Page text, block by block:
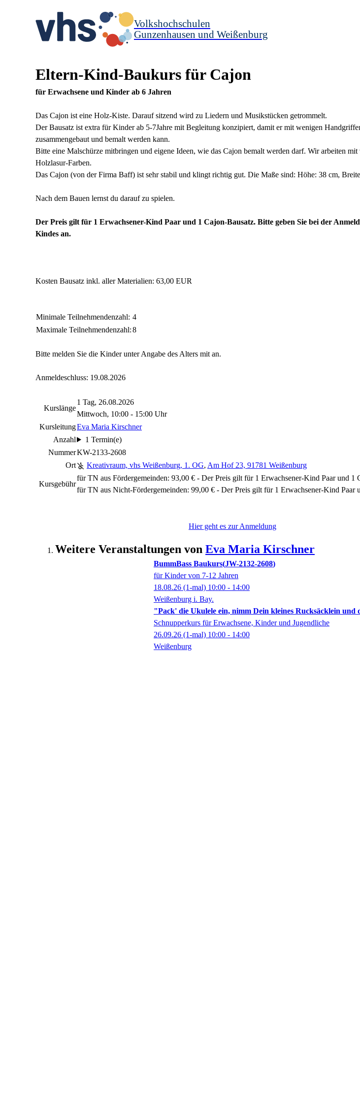
Volkshochschulen
Gunzenhausen und Weißenburg
Eltern-Kind-Baukurs für Cajon
für Erwachsene und Kinder ab 6 Jahren
Das Cajon ist eine Holz-Kiste. Darauf sitzend wird zu Liedern und Musikstücken getrommelt.
Der Bausatz ist extra für Kinder ab 5-7Jahre mit Begleitung konzipiert, damit er mit wenigen
zusammengebaut und bemalt werden kann.
Bitte eine Malschürze mitbringen und eigene Ideen, wie das Cajon bemalt werden darf. Wir arbeiten mit
Holzlasur-Farben.
Das Cajon (von der Firma Baff) ist sehr stabil und klingt richtig gut. Die Maße sind: Höhe: 38 cm,
Nach dem Bauen lernst du darauf zu spielen.
Der Preis gilt für 1 Erwachsener-Kind Paar und 1 Cajon-Bausatz. Bitte geben Sie bei der
Kindes an.
Kosten Bausatz inkl. aller Materialien: 63,00 EUR
Minimale Teilnehmendenzahl: 4
Maximale Teilnehmendenzahl:8
Bitte melden Sie die Kinder unter Angabe des Alters mit an.
Anmeldeschluss: 19.08.2026
Kurslänge
1 Tag, 26.08.2026
Mittwoch, 10:00 - 15:00 Uhr
KursleitungEva Maria Kirschner
Anzahl
1 Termin(e)
NummerKW-2133-2608
Ort
Kreativraum, vhs Weißenburg, 1. OG, Am Hof 23, 91781 Weißenburg
Kursgebühr
für TN aus Fördergemeinden: 93,00 € - Der Preis gilt für 1 Erwachsener-Kind Paar und 1
für TN aus Nicht-Fördergemeinden: 99,00 € - Der Preis gilt für 1 Erwachsener-Kind Paar
Hier geht es zur Anmeldung
Weitere Veranstaltungen von Eva Maria Kirschner
BummBass Baukurs JW-2132-2608
für Kinder von 7-12 Jahren
18.08.26 (1-mal) 10:00 - 14:00
Weißenburg i. Bay.
"Pack' die Ukulele ein, nimm Dein kleines Rucksäcklein und
Schnupperkurs für Erwachsene, Kinder und Jugendliche
26.09.26 (1-mal) 10:00 - 14:00
Weißenburg